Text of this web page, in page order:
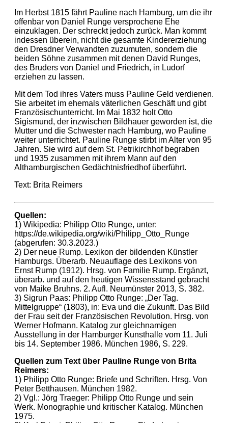
Im Herbst 1815 fährt Pauline nach Hamburg, um die ihr
offenbar von Daniel Runge versprochene Ehe
einzuklagen. Der schreckt jedoch zurück. Man kommt
indessen überein, nicht die gesamte Kindererziehung
den Dresdner Verwandten zuzumuten, sondern die
beiden Söhne zusammen mit denen David Runges,
des Bruders von Daniel und Friedrich, in Ludorf
erziehen zu lassen.
Mit dem Tod ihres Vaters muss Pauline Geld verdienen.
Sie arbeitet im ehemals väterlichen Geschäft und gibt
Französischunterricht. Im Mai 1832 holt Otto
Sigismund, der inzwischen Bildhauer geworden ist, die
Mutter und die Schwester nach Hamburg, wo Pauline
weiter unterrichtet. Pauline Runge stirbt im Alter von 95
Jahren. Sie wird auf dem St. Petrikirchhof begraben
und 1935 zusammen mit ihrem Mann auf den
Althamburgischen Gedächtnisfriedhof überführt.
Text: Brita Reimers
Quellen:
1) Wikipedia: Philipp Otto Runge, unter:
https://de.wikipedia.org/wiki/Philipp_Otto_Runge
(abgerufen: 30.3.2023.)
2) Der neue Rump. Lexikon der bildenden Künstler
Hamburgs. Überarb. Neuauflage des Lexikons von
Ernst Rump (1912). Hrsg. von Familie Rump. Ergänzt,
überarb. und auf den heutigen Wissensstand gebracht
von Maike Bruhns. 2. Aufl. Neumünster 2013, S. 382.
3) Sigrun Paas: Philipp Otto Runge: „Der Tag.
Mittelgruppe“ (1803), in: Eva und die Zukunft. Das Bild
der Frau seit der Französischen Revolution. Hrsg. von
Werner Hofmann. Katalog zur gleichnamigen
Ausstellung in der Hamburger Kunsthalle vom 11. Juli
bis 14. September 1986. München 1986, S. 229.
Quellen zum Text über Pauline Runge von Brita
Reimers:
1) Philipp Otto Runge: Briefe und Schriften. Hrsg. Von
Peter Betthausen. München 1982.
2) Vgl.: Jörg Traeger: Philipp Otto Runge und sein
Werk. Monographie und kritischer Katalog. München
1975.